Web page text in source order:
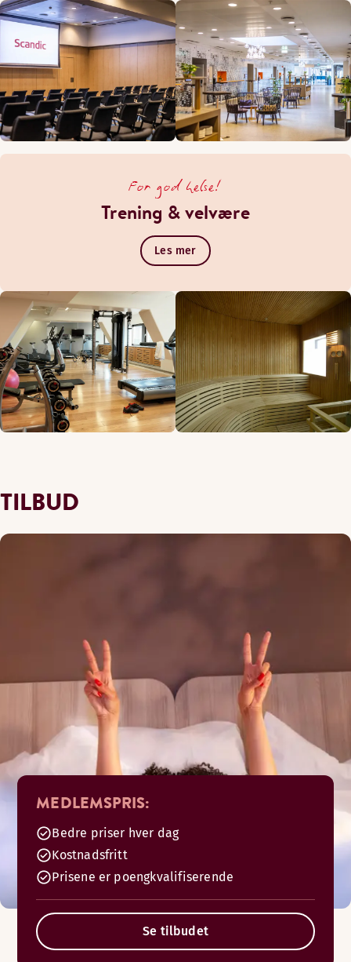
For god helse!
Trening & velvære
Les mer
TILBUD
MEDLEMSPRIS:
Bedre priser hver dag
Kostnadsfritt
Prisene er poengkvalifiserende
Se tilbudet